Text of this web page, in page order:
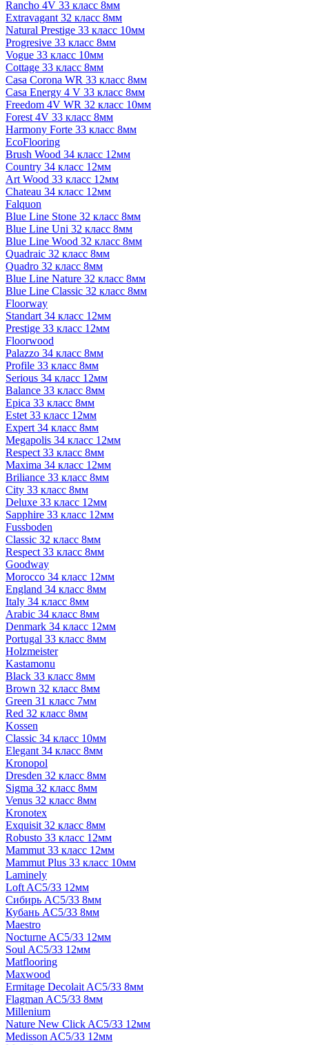
Rancho 4V 33 класс 8мм
Extravagant 32 класс 8мм
Natural Prestige 33 класс 10мм
Progresive 33 класс 8мм
Vogue 33 класс 10мм
Cottage 33 класс 8мм
Casa Corona WR 33 класс 8мм
Casa Energy 4 V 33 класс 8мм
Freedom 4V WR 32 класс 10мм
Forest 4V 33 класс 8мм
Harmony Forte 33 класс 8мм
EcoFlooring
Brush Wood 34 класс 12мм
Country 34 класс 12мм
Art Wood 33 класс 12мм
Chateau 34 класс 12мм
Falquon
Blue Line Stone 32 класс 8мм
Blue Line Uni 32 класс 8мм
Blue Line Wood 32 класс 8мм
Quadraic 32 класс 8мм
Quadro 32 класс 8мм
Blue Line Nature 32 класс 8мм
Blue Line Classic 32 класс 8мм
Floorway
Standart 34 класс 12мм
Prestige 33 класс 12мм
Floorwood
Palazzo 34 класс 8мм
Profile 33 класс 8мм
Serious 34 класс 12мм
Balance 33 класс 8мм
Epica 33 класс 8мм
Estet 33 класс 12мм
Expert 34 класс 8мм
Megapolis 34 класс 12мм
Respect 33 класс 8мм
Maxima 34 класс 12мм
Briliance 33 класс 8мм
City 33 класс 8мм
Deluxe 33 класс 12мм
Sapphire 33 класс 12мм
Fussboden
Classic 32 класс 8мм
Respect 33 класс 8мм
Goodway
Morocco 34 класс 12мм
England 34 класс 8мм
Italy 34 класс 8мм
Arabic 34 класс 8мм
Denmark 34 класс 12мм
Portugal 33 класс 8мм
Holzmeister
Kastamonu
Black 33 класс 8мм
Brown 32 класс 8мм
Green 31 класс 7мм
Red 32 класс 8мм
Kossen
Classic 34 класс 10мм
Elegant 34 класс 8мм
Kronopol
Dresden 32 класс 8мм
Sigma 32 класс 8мм
Venus 32 класс 8мм
Kronotex
Exquisit 32 класс 8мм
Robusto 33 класс 12мм
Mammut 33 класс 12мм
Mammut Plus 33 класс 10мм
Laminely
Loft AC5/33 12мм
Сибирь AC5/33 8мм
Кубань AC5/33 8мм
Maestro
Nocturne AC5/33 12мм
Soul AC5/33 12мм
Matflooring
Maxwood
Ermitage Decolait AC5/33 8мм
Flagman AC5/33 8мм
Millenium
Nature New Click AC5/33 12мм
Medisson AC5/33 12мм